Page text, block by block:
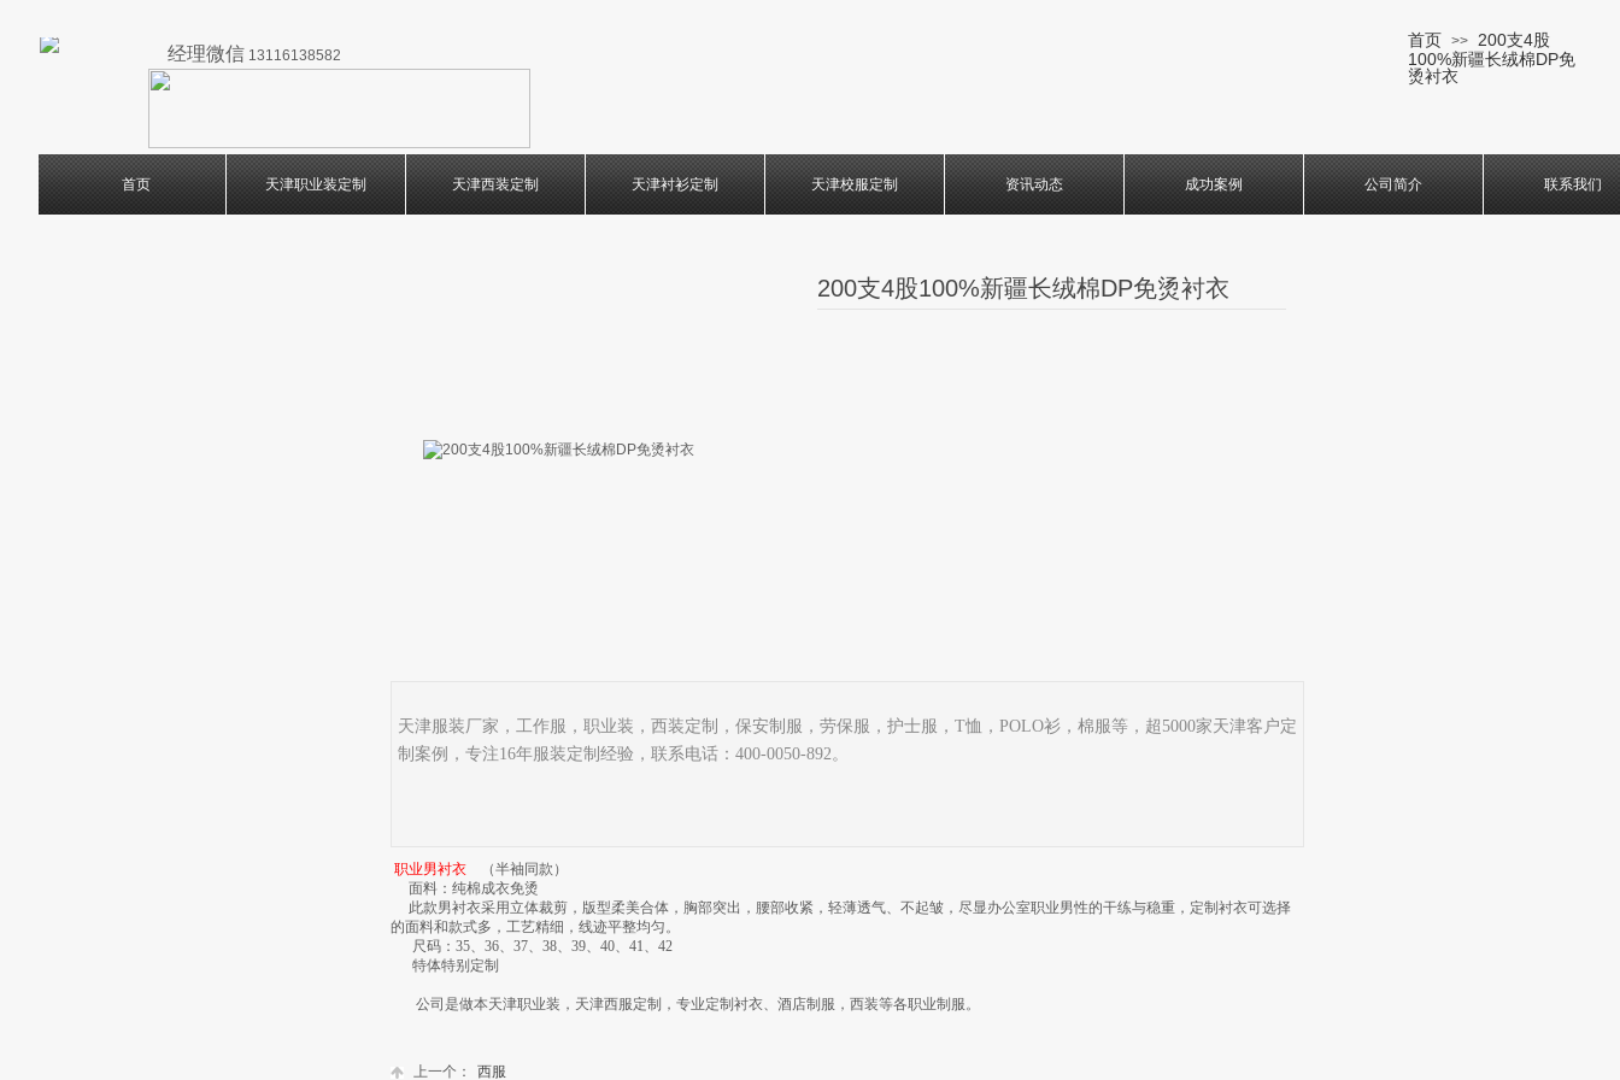
首页 >>
200支4股
100%新疆长绒棉DP免
烫衬衣
经理微信 13116138582
首页 天津职业装定制 天津西装定制 天津衬衫定制 天津校服定制 资讯动态 成功案例 公司简介 联系我们
200支4股100%新疆长绒棉DP免烫衬衣
天津服装厂家，工作服，职业装，西装定制，保安制服，劳保服，护士服， T恤，POLO衫，棉服等，超5000家天津客户定
制案例，专注16年服装定制经验 ，联系电话： 400-0050-892。
职业男衬衣
（半袖同款）
面料：纯棉成衣免烫
此款男衬衣采用立体裁剪，版型柔美合体，胸部突出，腰部收紧，轻薄透气、不起皱，尽显办公室职业男性的干练与稳重，定制衬衣可选择
的面料和款式多，工艺精细，线迹平整均匀。
尺码：35、36、37、38、39、40、41、42
特体特别定制
公司是做本天津职业装，天津西服定制，专业定制衬衣、酒店制服，西装等各职业制服。
上一个： 西服